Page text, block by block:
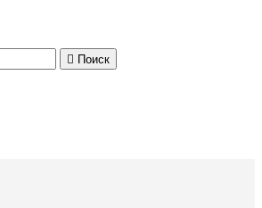
 Поиск